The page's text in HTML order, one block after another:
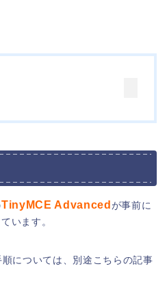
TinyMCE Advanced が事前に
います。
については、別途こちらの記事